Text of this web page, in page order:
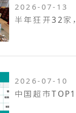
2026-07-13
2026-07-10